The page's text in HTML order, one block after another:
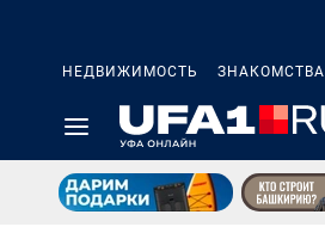
НЕДВИЖИМОСТЬ ЗНАКОМСТВА